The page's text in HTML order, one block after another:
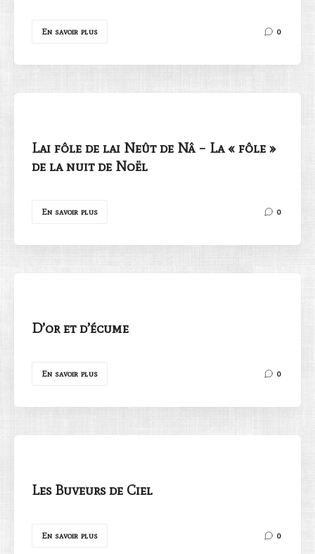
En savoir plus 0
Lai fôle de lai Neût de Nâ – La « fôle »
de la nuit de Noël
En savoir plus 0
D’or et d’écume
En savoir plus 0
Les Buveurs de Ciel
En savoir plus 0